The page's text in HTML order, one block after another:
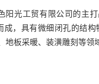
光工贸有限公司的主打
，具有微细闭孔的结
板采暖、装潢雕刻等领